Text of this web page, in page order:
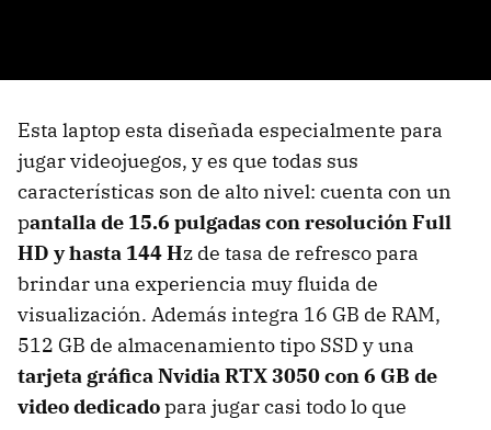
Esta laptop esta diseñada especialmente para
jugar videojuegos, y es que todas sus
características son de alto nivel: cuenta con un
pantalla de 15.6 pulgadas con resolución Full
HD y hasta 144 Hz de tasa de refresco para
brindar una experiencia muy fluida de
visualización. Además integra 16 GB de RAM,
512 GB de almacenamiento tipo SSD y una
tarjeta gráfica Nvidia RTX 3050 con 6 GB de
video dedicadopara jugar casi todo lo que